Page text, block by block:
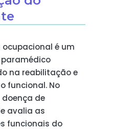
é um
na reabilitação e
funcional. No
de
avalia as
funcionais do